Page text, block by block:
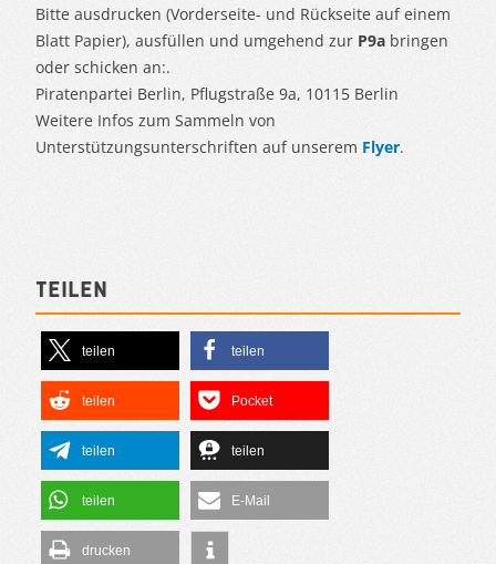
Bitte ausdrucken (Vorderseite- und Rückseite auf einem
Blatt Papier), ausfüllen und umgehend zur P9a bringen
oder schicken an:.
Piratenpartei Berlin, Pflugstraße 9a, 10115 Berlin
Weitere Infos zum Sammeln von
Unterstützungsunterschriften auf unserem Flyer.
Teilen
teilen teilen
teilen Pocket
teilen teilen
teilen E-Mail
drucken